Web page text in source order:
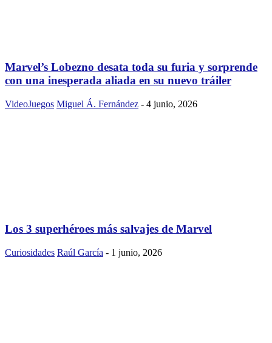
Marvel’s Lobezno desata toda su furia y sorprende
con una inesperada aliada en su nuevo tráiler
VideoJuegos Miguel Á. Fernández - 4 junio, 2026
Los 3 superhéroes más salvajes de Marvel
Curiosidades Raúl García - 1 junio, 2026